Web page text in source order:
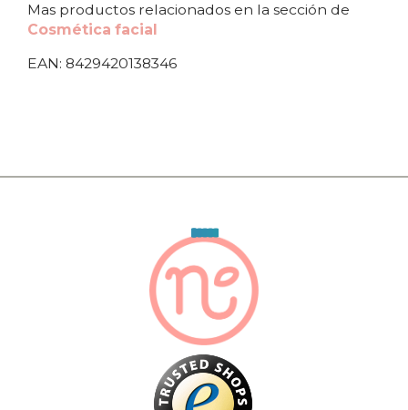
Mas productos relacionados en la sección de
Cosmética facial
EAN: 8429420138346